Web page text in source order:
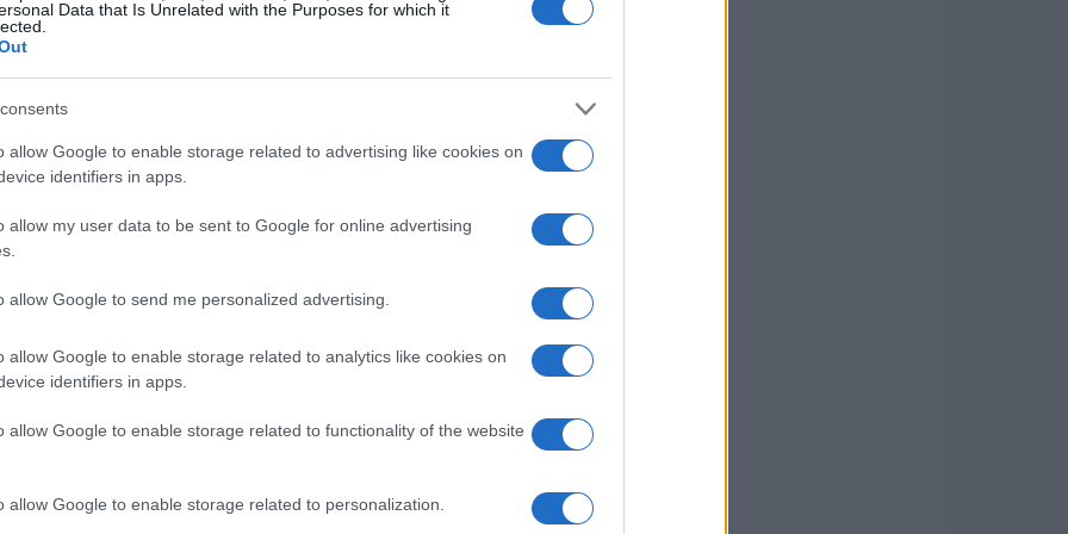
Data that Is Unrelated with the Purposes for which it
allow Google to enable storage related to advertising like cookies on
identifiers in apps.
allow my user data to be sent to Google for online advertising
allow Google to send me personalized advertising.
allow Google to enable storage related to analytics like cookies on
identifiers in apps.
allow Google to enable storage related to functionality of the website
allow Google to enable storage related to personalization.
competitiva, capace di affrontare le sfide sia in
come Kelly e Veiga rappresenta un
soddisfazione per le scelte fatte,
adattarsi a diversi ruoli in campo. “Veiga, ad
offrendo così ulteriori opzioni tattiche al nostro